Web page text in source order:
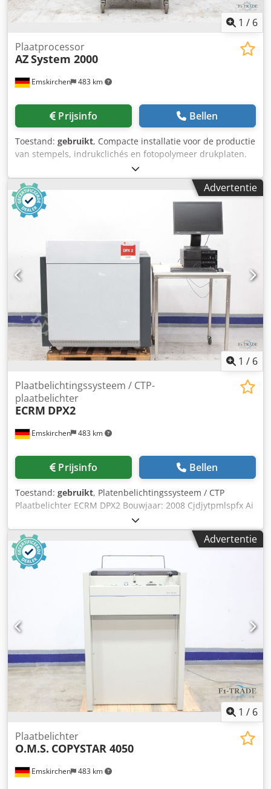
1 / 6
Emskirchen 483 km
Plaatprocessor
AZSystem 2000
Prijsinfo Bellen
Toestand: gebruikt, Compacte installatie voor de productie
van stempels, indrukclichés en fotopolymeer drukplaten.
Zowel vloeibare fotopolymeer (hars) als
fotopolymeerplaatmateriaal kunnen worden verwerkt.
Belichter voor clichéproductie / Fotopolymeer
platenproductie AZ System 2000 Serienummer: 277
Plaatformaat maximaal 23 x 33 cm Met 9 werkprogramma's
Machinegegevens: Afmetingen: breedte 52 cm, diepte 47
cm, hoogte 95 cm Gewicht ca. 62 kg Elektrische aansluiting:
220 Volt, 1,3 kW Cjdpfx Aioza H Sre Djrf Online video-
inspectie via WhatsApp - MS Zoom - Telegram Op voorraad
in Emskirchen/Nürnberg - Direct beschikbaar - Testen
mogelijk
Advertentie
1 / 6
Emskirchen 483 km
Plaatbelichtingssysteem / CTP-
plaatbelichter
ECRM DPX2
Prijsinfo Bellen
Toestand: gebruikt, Platenbelichtingssysteem / CTP
Plaatbelichter ECRM DPX2 Bouwjaar: 2008 Cjdjytpmlspfx Ai
Dsrf Online video-inspectie via WhatsApp, MS Zoom of
Telegram Op voorraad in Emskirchen/Nürnberg – Direct
beschikbaar – Kan getest worden
Advertentie
1 / 6
Emskirchen 483 km
Plaatbelichter
O.M.S. COPYSTAR 4050